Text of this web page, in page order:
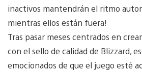
inactivos mantendrán el ritmo
mientras ellos están fuera!
Tras pasar meses centrados en
con el sello de calidad de Blizzard,
emocionados de que el juego esté